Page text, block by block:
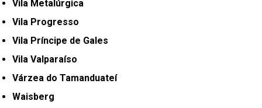
Vila Metalúrgica
Vila Progresso
Vila Príncipe de Gales
Vila Valparaíso
Várzea do Tamanduateí
Waisberg